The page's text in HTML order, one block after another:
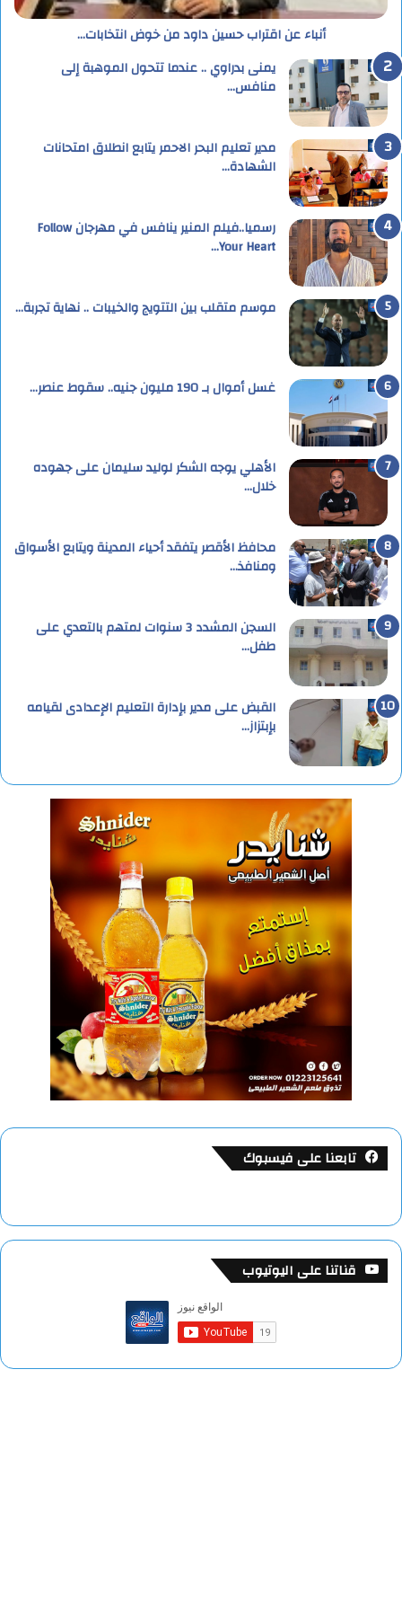
أنباء عن اقتراب حسين داود من خوض انتخابات…
يمنى بدراوي .. عندما تتحول الموهبة إلى
منافس…
مدير تعليم البحر الاحمر يتابع انطلاق امتحانات
الشهادة…
رسميا..فيلم المنير ينافس في مهرجان Follow
Your Heart…
موسم متقلب بين التتويج والخيبات .. نهاية تجربة…
غسل أموال بـ 190 مليون جنيه.. سقوط عنصر…
الأهلي يوجه الشكر لوليد سليمان على جهوده
خلال…
محافظ الأقصر يتفقد أحياء المدينة ويتابع الأسواق
ومنافذ…
السجن المشدد 3 سنوات لمتهم بالتعدي على
طفل…
القبض على مدير بإدارة التعليم الإعدادى لقيامه
بإبتزاز…
تابعنا على فيسبوك
قناتنا على اليوتيوب